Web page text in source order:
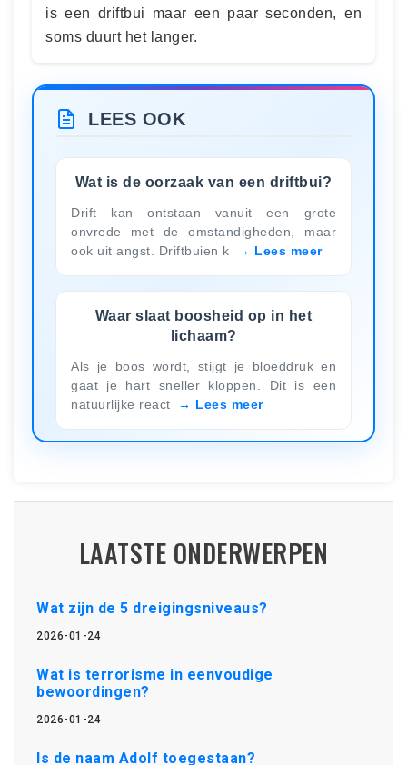
is een driftbui maar een paar seconden, en
soms duurt het langer.
LEES OOK
Wat is de oorzaak van een driftbui?
Drift kan ontstaan vanuit een grote
onvrede met de omstandigheden, maar
ook uit angst. Driftbuien k
Lees meer
Waar slaat boosheid op in het
lichaam?
Als je boos wordt, stijgt je bloeddruk en
gaat je hart sneller kloppen. Dit is een
natuurlijke react
Lees meer
LAATSTE ONDERWERPEN
Wat zijn de 5 dreigingsniveaus?
2026-01-24
Wat is terrorisme in eenvoudige
bewoordingen?
2026-01-24
Is de naam Adolf toegestaan?